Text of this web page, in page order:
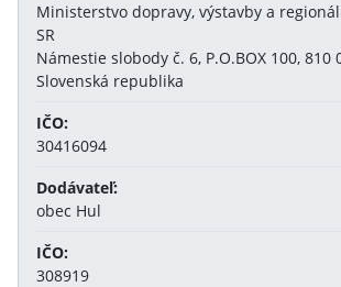
Ministerstvo dopravy, výstavby a
SR
Námestie slobody č. 6, P.O.BOX 100, 810
Slovenská republika
IČO:
30416094
Dodávateľ:
obec Hul
IČO:
308919